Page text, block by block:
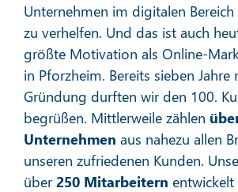
E-Mail-
Mehr erfahren
Unternehmen im digitalen
zu verhelfen. Und das ist auch
größte Motivation als Online-
in Pforzheim. Bereits sieben Jahre
Gründung durften wir den 100.
begrüßen. Mittlerweile zählen
Unternehmen aus nahezu allen
unseren zufriedenen Kunden.
über250 Mitarbeitern